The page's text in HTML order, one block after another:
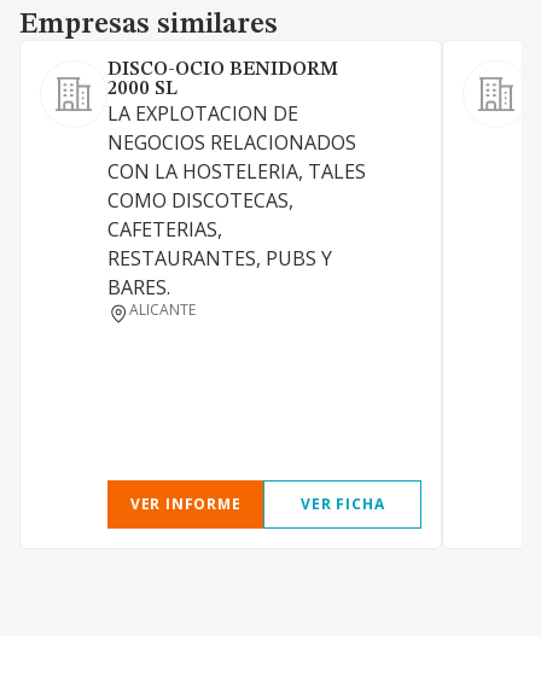
Empresas similares
Empresas similares
DISCO-OCIO BENIDORM
2000 SL
LA EXPLOTACION DE
NEGOCIOS RELACIONADOS
CON LA HOSTELERIA, TALES
COMO DISCOTECAS,
CAFETERIAS,
RESTAURANTES, PUBS Y
BARES.
ALICANTE
VER INFORME VER FICHA